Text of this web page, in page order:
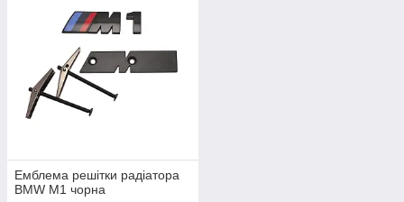
Емблема решітки радіатора
BMW M1 чорна